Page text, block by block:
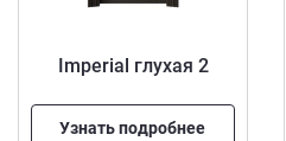
Imperial глухая 2
Узнать подробнее